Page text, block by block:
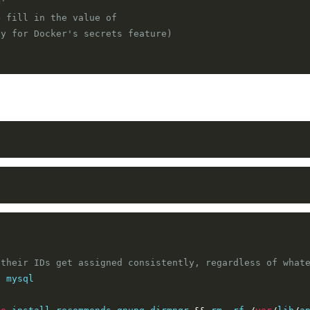
to fill in the value of
for Docker's secrets feature)
IDs get assigned consistently, regardless of
mysql